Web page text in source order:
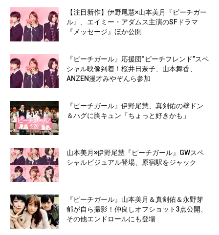
【注目新作】伊野尾慧×山本美月『ピーチガー
ル』、エイミー・アダムス主演のSFドラマ
『メッセージ』ほか公開
『ピーチガール』応援団“ピーチフレンド”スペ
シャル映像到着！桜井日奈子、山本舞香、
ANZEN漫才みやぞんら参加
『ピーチガール』伊野尾慧、真剣佑の壁ドン
＆ハグに胸キュン「ちょっと好きかも」
山本美月×伊野尾慧『ピーチガール』GWスペ
シャルビジュアル登場、原宿駅をジャック
『ピーチガール』山本美月＆真剣佑＆永野芽
郁が自ら撮影！仲良しオフショット3点公開、
その他エンドロールにも登場